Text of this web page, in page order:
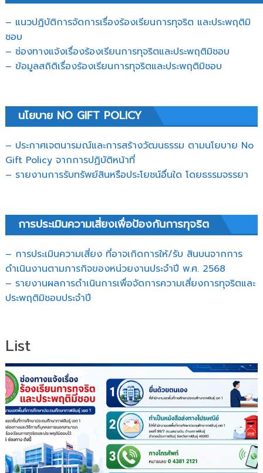
– แนวปฏิบัติการจัดการเรื่องร้องเรียนการทุจริต และประพฤติมิ
ชอบ
– ช่องทางแจ้งเรื่องร้องเรียนการทุจริตและประพฤติมิชอบ
– ข้อมูลสถิติเรื่องร้องเรียนการทุจริตและประพฤติมิชอบ
นโยบาย NO GIFT POLICY
– ประกาศเจตนารมณ์และการสร้างวัฒนธรรม ตามนโยบาย No
Gift Policy จากการปฏิบัติหน้าที่
– รายงานการรับทรัพย์สินหรือประโยชน์อื่นใด โดยธรรมจรรยา
การประเมินความเสี่ยงเพื่อป้องกันการทุจริต
– การประเมินความเสี่ยง ที่อาจเกิดการให้/รับ สินบนจากการ
ดำเนินงานตามภารกิจของหน่วยงานประจำปี พ.ศ. 2568
– รายงานผลการดำเนินการเพื่อจัดการความเสี่ยงการทุจริตและ
ประพฤติมิชอบประจำปี
List